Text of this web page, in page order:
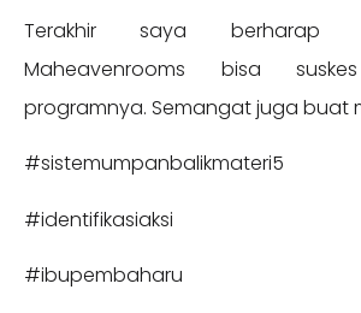
Terakhir saya berharap
Maheavenrooms bisa
programnya. Semangat juga buat
#sistemumpanbalikmateri5
#identifikasiaksi
#ibupembaharu